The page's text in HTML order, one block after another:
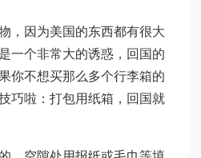
，因为美国的东西都有很大
一个非常大的诱惑，回国的
你不想买那么多个行李箱的
巧啦：打包用纸箱，回国就